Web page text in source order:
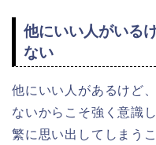
他にいい人がいる
ない
他にいい人があるけど
ないからこそ強く意識
繁に思い出してしまう